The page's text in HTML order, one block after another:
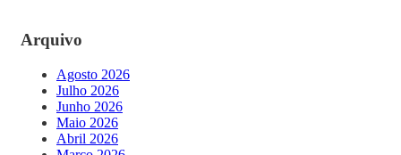
Arquivo
Agosto 2026
Julho 2026
Junho 2026
Maio 2026
Abril 2026